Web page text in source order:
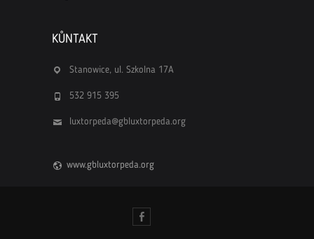
KŮNTAKT
Stanowice, ul. Szkolna 17A
532 915 395
luxtorpeda@gbluxtorpeda.org
www.gbluxtorpeda.org